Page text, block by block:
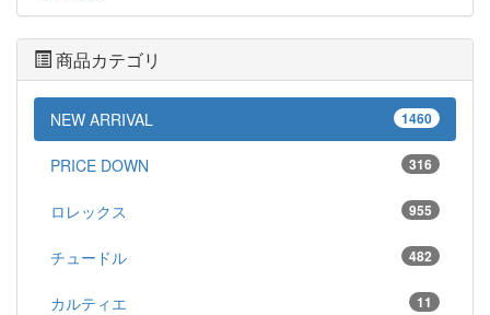
商品カテゴリ
NEW ARRIVAL 1460
PRICE DOWN 316
ロレックス 955
チュードル 482
カルティエ 11